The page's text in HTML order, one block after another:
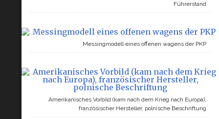
Führerstand
Messingmodell eines offenen wagens der PKP
Amerikanisches Vorbild (kam nach dem Krieg nach Europa),
französischer Hersteller, polnische Beschriftung